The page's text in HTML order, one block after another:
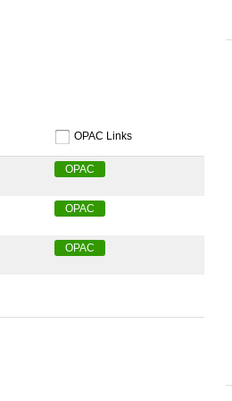
OPAC Links
OPAC
OPAC
OPAC